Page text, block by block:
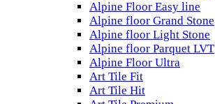
Alpine Floor Easy line
Alpine floor Grand Stone
Alpine floor Light Stone
Alpine floor Parquet LVT
Alpine Floor Ultra
Art Tile Fit
Art Tile Hit